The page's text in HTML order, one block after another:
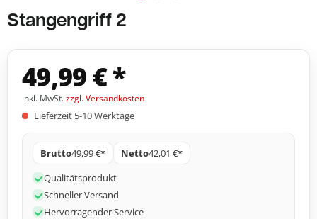
Stangengriff 2
49,99 € *
inkl. MwSt.zzgl. Versandkosten
Lieferzeit 5-10 Werktage
Brutto49,99 €* Netto42,01 €*
Qualitätsprodukt
Schneller Versand
Hervorragender Service